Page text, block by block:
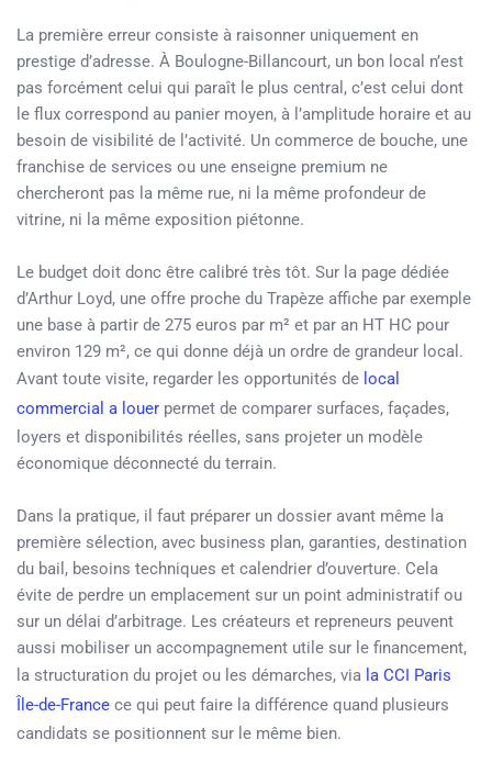
La première erreur consiste à raisonner uniquement en
prestige d’adresse. À Boulogne-Billancourt, un bon local n’est
pas forcément celui qui paraît le plus central, c’est celui dont
le flux correspond au panier moyen, à l’amplitude horaire et au
besoin de visibilité de l’activité. Un commerce de bouche, une
franchise de services ou une enseigne premium ne
chercheront pas la même rue, ni la même profondeur de
vitrine, ni la même exposition piétonne.
Le budget doit donc être calibré très tôt. Sur la page dédiée
d’Arthur Loyd, une offre proche du Trapèze affiche par exemple
une base à partir de 275 euros par m² et par an HT HC pour
environ 129 m², ce qui donne déjà un ordre de grandeur local.
Avant toute visite, regarder les opportunités de local
commercial a louer permet de comparer surfaces, façades,
loyers et disponibilités réelles, sans projeter un modèle
économique déconnecté du terrain.
Dans la pratique, il faut préparer un dossier avant même la
première sélection, avec business plan, garanties, destination
du bail, besoins techniques et calendrier d’ouverture. Cela
évite de perdre un emplacement sur un point administratif ou
sur un délai d’arbitrage. Les créateurs et repreneurs peuvent
aussi mobiliser un accompagnement utile sur le financement,
la structuration du projet ou les démarches, via la CCI Paris
Île-de-France ce qui peut faire la différence quand plusieurs
candidats se positionnent sur le même bien.